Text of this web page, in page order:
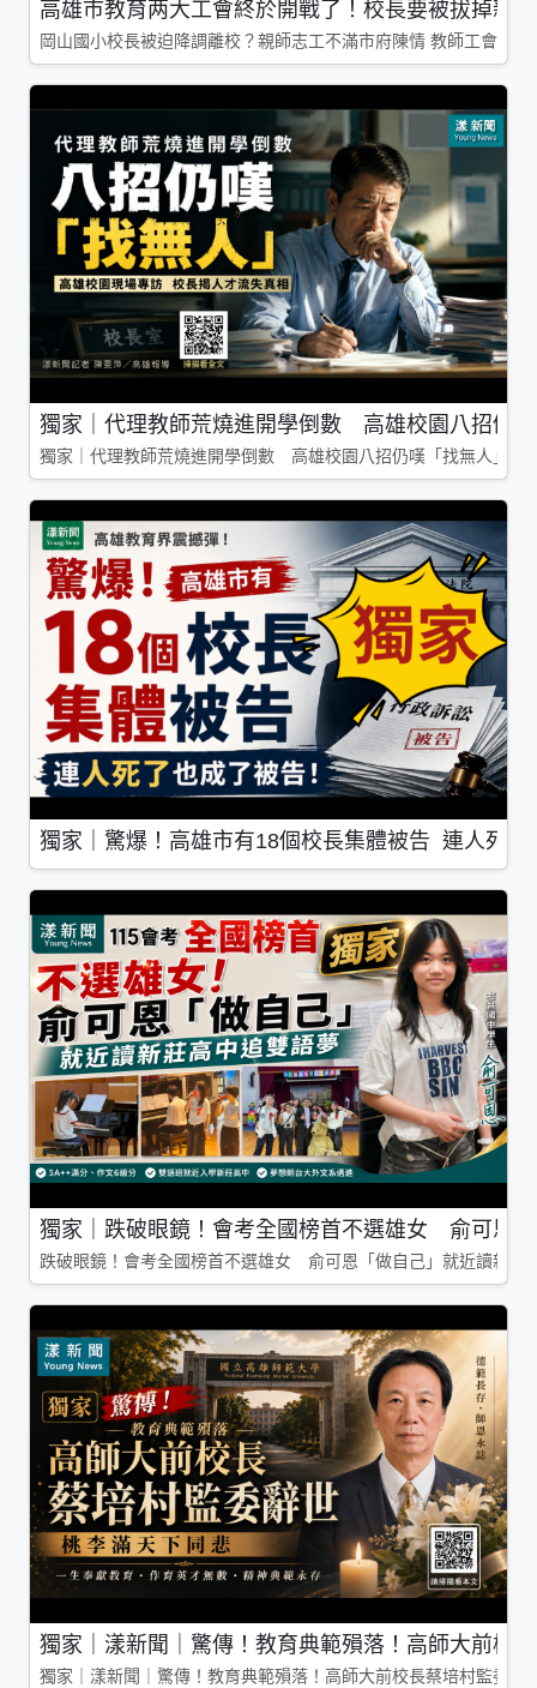
高雄市教育两大工會終於開戰了！校長要被拔掉親
岡山國小校長被迫降調離校？親師志工不滿市府陳情 教師工會槓
獨家｜代理教師荒燒進開學倒數 高雄校園八招仍
獨家｜代理教師荒燒進開學倒數 高雄校園八招仍嘆「找無人」
獨家｜驚爆！高雄市有18個校長集體被告 連人死了
獨家｜跌破眼鏡！會考全國榜首不選雄女 俞可恩
跌破眼鏡！會考全國榜首不選雄女 俞可恩「做自己」就近讀新莊
獨家｜漾新聞｜驚傳！教育典範殞落！高師大前校
獨家｜漾新聞｜驚傳！教育典範殞落！高師大前校長蔡培村監委